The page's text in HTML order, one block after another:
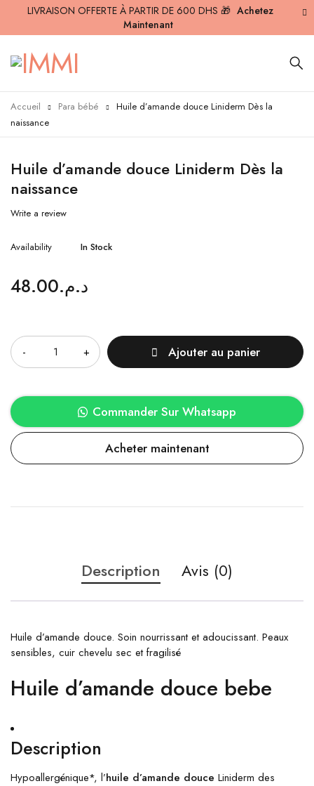
LIVRAISON OFFERTE À PARTIR DE 600 DHS 🎁 Achetez
Maintenant
Accueil Para bébé
Huile d’amande douce Liniderm Dès la
naissance
Huile d’amande douce Liniderm Dès la
naissance
Write a review
Availability In Stock
د.م.48.00
Ajouter au panier
Commander Sur Whatsapp
Acheter maintenant
Description Avis (0)
Huile d’amande douce. Soin nourrissant et adoucissant. Peaux
sensibles, cuir chevelu sec et fragilisé
Huile d’amande douce bebe
Description
Hypoallergénique*, l’huile d’amande douce Liniderm des